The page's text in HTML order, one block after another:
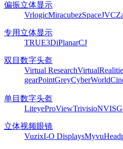
偏振立体显示
VrlogicMiracubezSpaceJVC
专用立体显示
TRUE3DiPlanarCJ
双目数字头盔
Virtual Research
gearPointGreyCyberWorld
单目数字头盔
LiteyeProViewTrivisioNVIS
立体视频眼镜
VuzixI-O DisplaysMyvu